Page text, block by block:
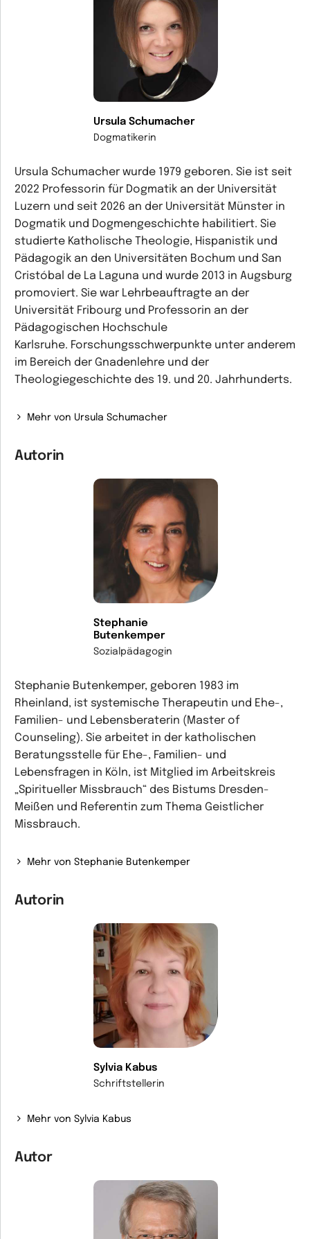
Ursula Schumacher
Dogmatikerin
Ursula Schumacher wurde 1979 geboren. Sie ist seit
2022 Professorin für Dogmatik an der Universität
Luzern und seit 2026 an der Universität Münster in
Dogmatik und Dogmengeschichte habilitiert. Sie
studierte Katholische Theologie, Hispanistik und
Pädagogik an den Universitäten Bochum und San
Cristóbal de La Laguna und wurde 2013 in Augsburg
promoviert. Sie war Lehrbeauftragte an der
Universität Fribourg und Professorin an der
Pädagogischen Hochschule
Karlsruhe. Forschungsschwerpunkte unter anderem
im Bereich der Gnadenlehre und der
Theologiegeschichte des 19. und 20. Jahrhunderts.
Mehr von Ursula Schumacher
Autorin
Stephanie
Butenkemper
Sozialpädagogin
Stephanie Butenkemper, geboren 1983 im
Rheinland, ist systemische Therapeutin und Ehe-,
Familien- und Lebensberaterin (Master of
Counseling). Sie arbeitet in der katholischen
Beratungsstelle für Ehe-, Familien- und
Lebensfragen in Köln, ist Mitglied im Arbeitskreis
„Spiritueller Missbrauch“ des Bistums Dresden-
Meißen und Referentin zum Thema Geistlicher
Missbrauch.
Mehr von Stephanie Butenkemper
Autorin
Sylvia Kabus
Schriftstellerin
Mehr von Sylvia Kabus
Autor